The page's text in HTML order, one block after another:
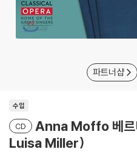
파트너샵
수입
CD
Anna Moffo 베르
Luisa Miller)